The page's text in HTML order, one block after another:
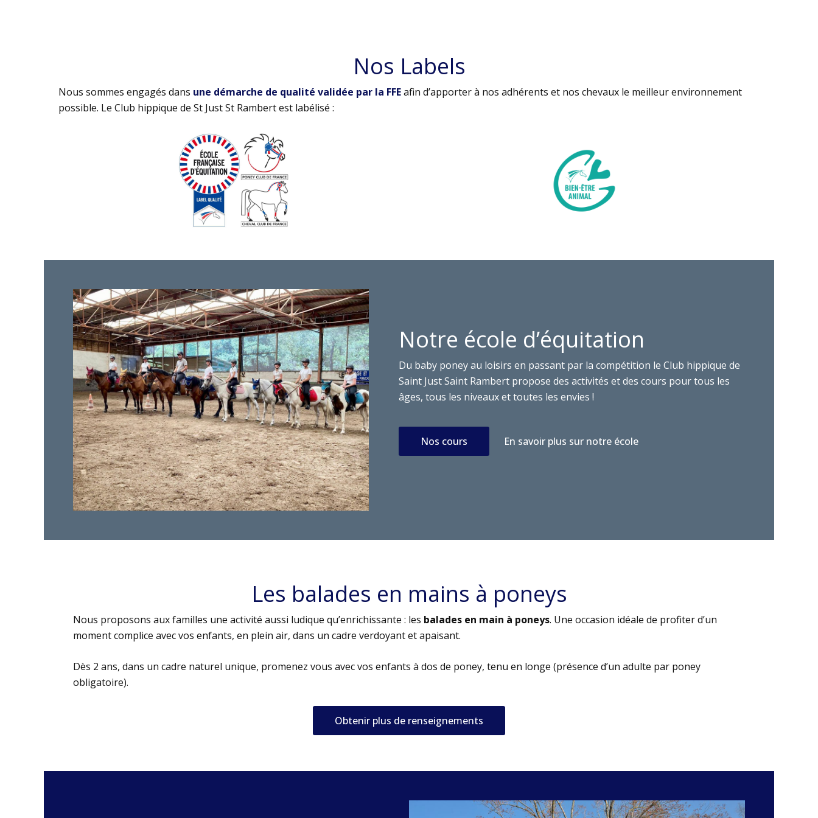
Nos Labels
Nous sommes engagés dans une démarche de qualité validée par la FFEafin d’apporter à nos adhérents et nos chevaux le meilleur environnement
possible. Le Club hippique de St Just St Rambert est labélisé :
Notre école d’équitation
Du baby poney au loisirs en passant par la compétition le Club hippique de
Saint Just Saint Rambert propose des activités et des cours pour tous les
âges, tous les niveaux et toutes les envies !
Nos cours En savoir plus sur notre école
Les balades en mains à poneys
Nous proposons aux familles une activité aussi ludique qu’enrichissante : les balades en main à poneys. Une occasion idéale de profiter d’un
moment complice avec vos enfants, en plein air, dans un cadre verdoyant et apaisant.
Dès 2 ans, dans un cadre naturel unique, promenez vous avec vos enfants à dos de poney, tenu en longe (présence d’un adulte par poney
obligatoire).
Obtenir plus de renseignements